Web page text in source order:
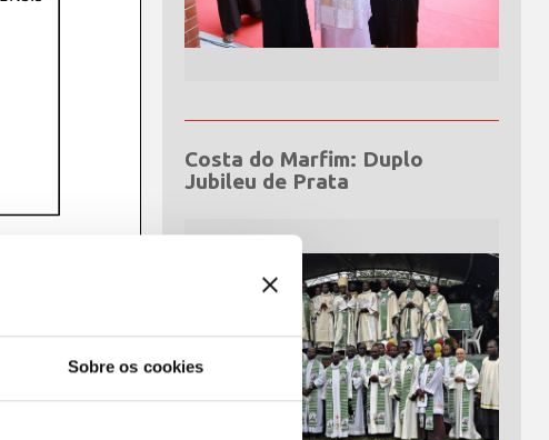
Sobre os cookies
Costa do Marfim: Duplo
Jubileu de Prata